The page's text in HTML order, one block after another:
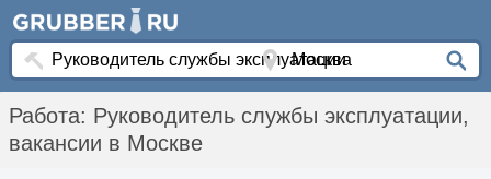
Работа: Руководитель службы эксплуатации,
вакансии в Москве